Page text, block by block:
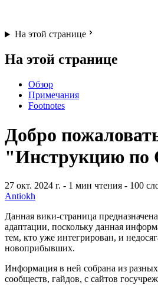
На этой странице
На этой странице
Обзор
Примечания
Footnotes
Добро
"Инструкцию по
27 окт. 2024 г. - 1 мин чтения - 100
Antiokh
Данная вики-страница
адаптации, поскольку данная
тем, кто уже интегрирован, и
новоприбывших.
Информация в ней собрана из
сообществ, гайдов, с сайтов